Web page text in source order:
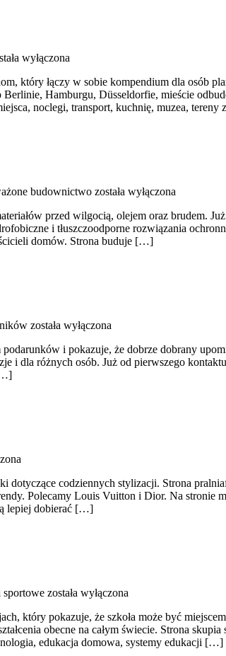
wyłączona
który łączy w sobie kompendium dla osób
Hamburgu, Düsseldorfie, mieście
noclegi, transport, kuchnię, muzea,
budownictwo została wyłączona
przed wilgocią, olejem oraz brudem.
i tłuszczoodporne rozwiązania
domów. Strona buduje […]
została wyłączona
i pokazuje, że dobrze dobrany
i dla różnych osób. Już od pierwszego
codziennych stylizacji. Strona
Polecamy Louis Vuitton i Dior. Na stronie
lepiej dobierać […]
sportowe została wyłączona
który pokazuje, że szkoła może być
obecne na całym świecie. Strona
edukacja domowa, systemy edukacji […]